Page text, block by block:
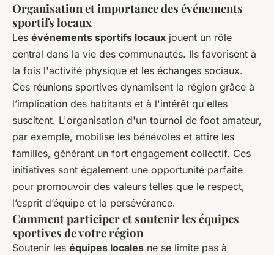
Organisation et importance des événements
sportifs locaux
Les événements sportifs locaux jouent un rôle
central dans la vie des communautés. Ils favorisent à
la fois l'activité physique et les échanges sociaux.
Ces réunions sportives dynamisent la région grâce à
l’implication des habitants et à l'intérêt qu'elles
suscitent. L'organisation d'un tournoi de foot amateur,
par exemple, mobilise les bénévoles et attire les
familles, générant un fort engagement collectif. Ces
initiatives sont également une opportunité parfaite
pour promouvoir des valeurs telles que le respect,
l’esprit d’équipe et la persévérance.
Comment participer et soutenir les équipes
sportives de votre région
Soutenir les équipes locales ne se limite pas à